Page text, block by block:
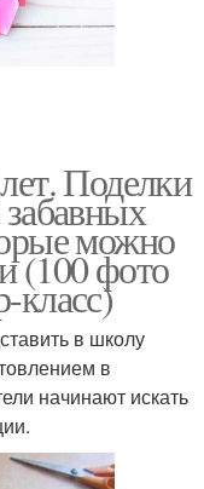
Поделки
можно
(100 фото
класс)
в школу
в
начинают искать